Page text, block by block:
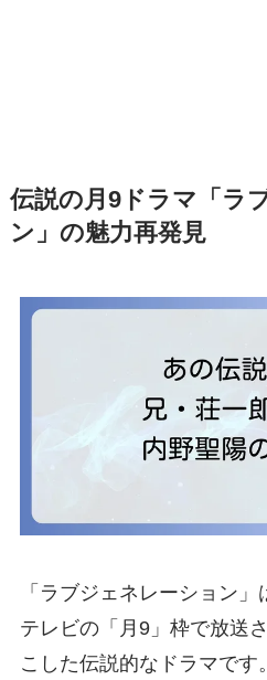
伝説の月9ドラマ「ラ
ン」の魅力再発見
「ラブジェネレーション
テレビの「月9」枠で放送
こした伝説的なドラマです